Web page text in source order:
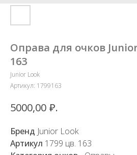
Оправа для очков
163
Junior Look
Артикул: 1799163
5000,00 ₽.
Бренд Junior Look
Артикул 1799 цв. 163